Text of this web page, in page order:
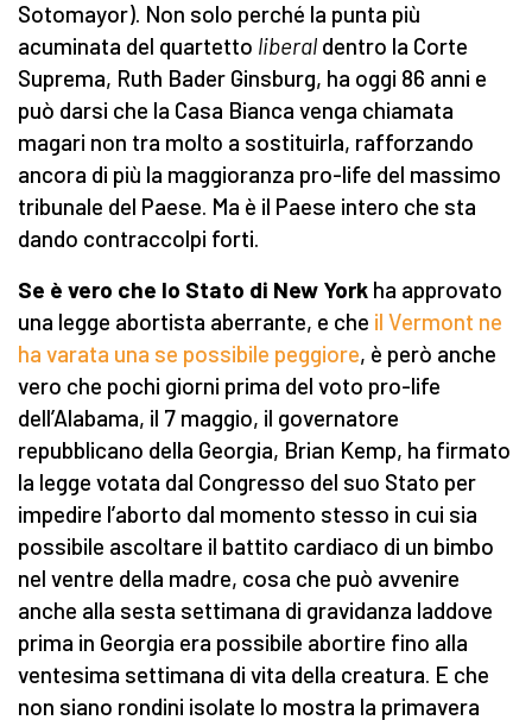
Sotomayor). Non solo perché la punta più
acuminata del quartetto liberal dentro la Corte
Suprema, Ruth Bader Ginsburg, ha oggi 86 anni e
può darsi che la Casa Bianca venga chiamata
magari non tra molto a sostituirla, rafforzando
ancora di più la maggioranza pro-life del massimo
tribunale del Paese. Ma è il Paese intero che sta
dando contraccolpi forti.
Se è vero che lo Stato di New York ha approvato
una legge abortista aberrante, e che il Vermont ne
ha varata una se possibile peggiore, è però anche
vero che pochi giorni prima del voto pro-life
dell’Alabama, il 7 maggio, il governatore
repubblicano della Georgia, Brian Kemp, ha firmato
la legge votata dal Congresso del suo Stato per
impedire l’aborto dal momento stesso in cui sia
possibile ascoltare il battito cardiaco di un bimbo
nel ventre della madre, cosa che può avvenire
anche alla sesta settimana di gravidanza laddove
prima in Georgia era possibile abortire fino alla
ventesima settimana di vita della creatura. E che
non siano rondini isolate lo mostra la primavera